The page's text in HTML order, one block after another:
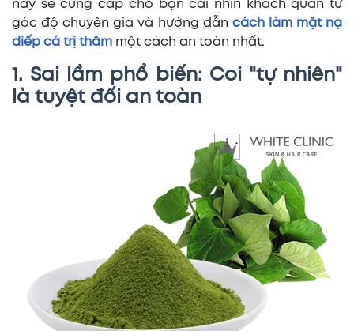
này sẽ cung cấp cho bạn cái nhìn khách quan từ
góc độ chuyên gia và hướng dẫn cách làm mặt nạ
diếp cá trị thâm một cách an toàn nhất.
1. Sai lầm phổ biến: Coi "tự nhiên"
là tuyệt đối an toàn